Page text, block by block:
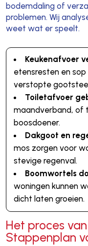
bodemdaling of
problemen. Wij
weet wat er speelt.
Keukenafvoer
etensresten en
verstopte
Toiletafvoer
maandverband, of
boosdoener.
Dakgoot en
mos zorgen voor
stevige regenval.
Boomwortels
woningen kunnen
dicht laten groeien.
Het proces
Stappenplan